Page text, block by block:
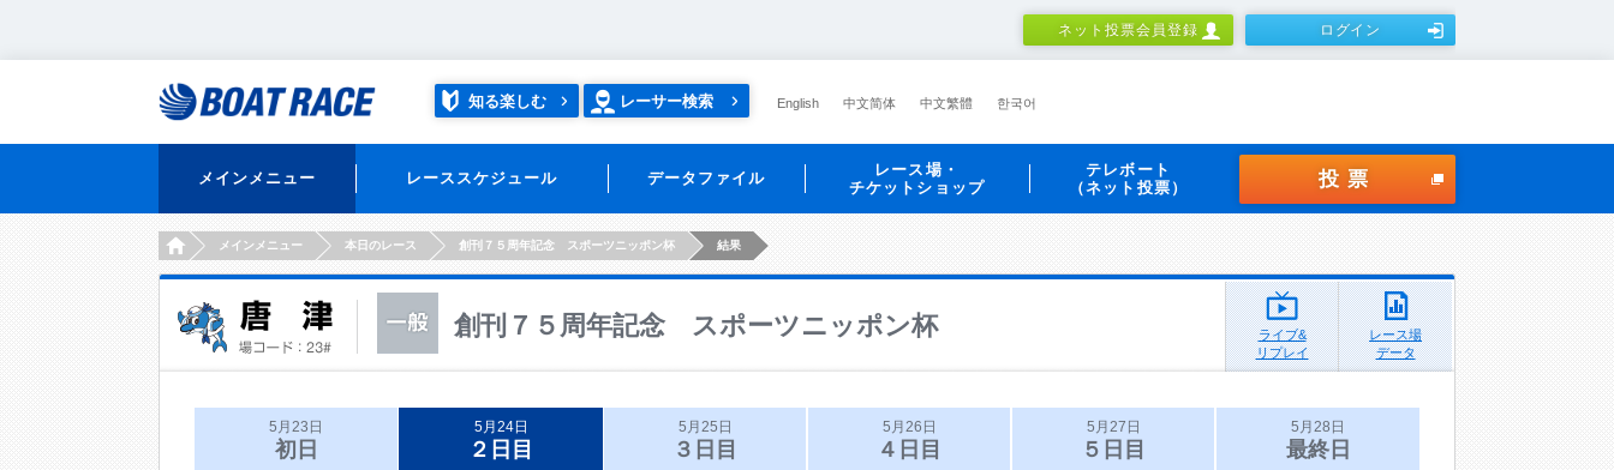
ネット投票会員登録 ログイン
知る楽しむ レーサー検索 English 中文简体 中文繁體 한국어
メインメニュー レーススケジュール データファイル
レース場・
チケットショップ
テレボート
（ネット投票）
投票
HOMEメインメニュー 本日のレース 創刊７５周年記念 スポーツニッポン杯 結果
創刊７５周年記念 スポーツニッポン杯
ライブ&
リプレイ
レース場
データ
5月23日
初日
5月24日
２日目
5月25日
３日目
5月26日
４日目
5月27日
５日目
5月28日
最終日